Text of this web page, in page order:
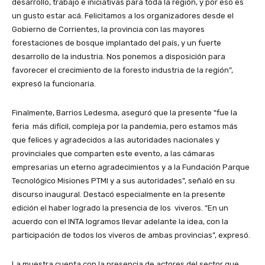
desarrollo, trabajo e iniciativas para toda la región, y por eso es
un gusto estar acá. Felicitamos a los organizadores desde el
Gobierno de Corrientes, la provincia con las mayores
forestaciones de bosque implantado del país, y un fuerte
desarrollo de la industria. Nos ponemos a disposición para
favorecer el crecimiento de la foresto industria de la región”,
expresó la funcionaria.
Finalmente, Barrios Ledesma, aseguró que la presente “fue la
feria más difícil, compleja por la pandemia, pero estamos más
que felices y agradecidos a las autoridades nacionales y
provinciales que comparten este evento, a las cámaras
empresarias un eterno agradecimientos y a la Fundación Parque
Tecnológico Misiones PTMI y a sus autoridades”, señaló en su
discurso inaugural. Destacó especialmente en la presente
edición el haber logrado la presencia de los viveros. “En un
acuerdo con el INTA logramos llevar adelante la idea, con la
participación de todos los viveros de ambas provincias”, expresó.